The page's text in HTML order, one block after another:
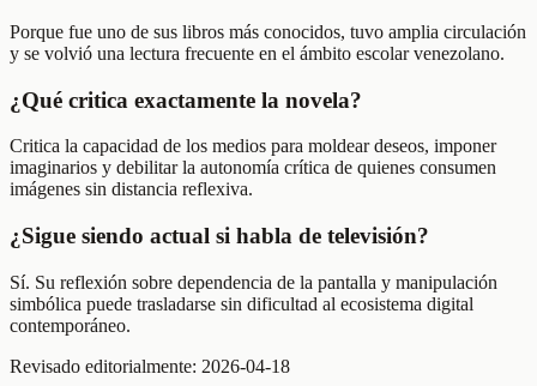
Porque fue uno de sus libros más conocidos, tuvo amplia circulación
y se volvió una lectura frecuente en el ámbito escolar venezolano.
¿Qué critica exactamente la novela?
Critica la capacidad de los medios para moldear deseos, imponer
imaginarios y debilitar la autonomía crítica de quienes consumen
imágenes sin distancia reflexiva.
¿Sigue siendo actual si habla de televisión?
Sí. Su reflexión sobre dependencia de la pantalla y manipulación
simbólica puede trasladarse sin dificultad al ecosistema digital
contemporáneo.
Revisado editorialmente: 2026-04-18